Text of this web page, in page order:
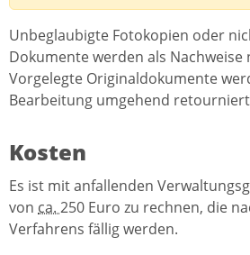
Unbeglaubigte Fotokopien oder
Dokumente werden als
Vorgelegte Originaldokumente
Bearbeitung umgehend
Kosten
Es ist mit anfallenden
von ca. 250 Euro zu rechnen, die
Verfahrens fällig werden.